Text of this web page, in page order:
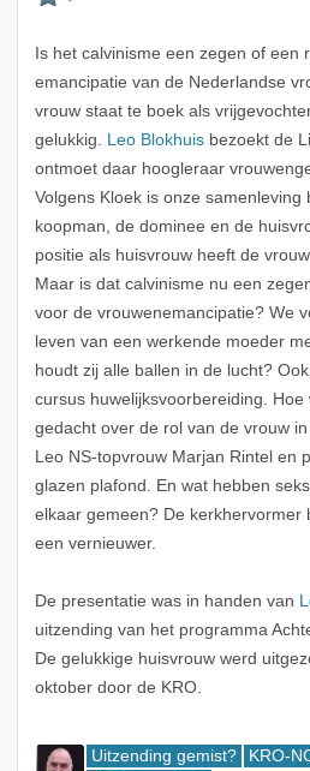
Is het calvinisme een zegen of een
emancipatie van de Nederlandse
vrouw staat te boek als
gelukkig. Leo Blokhuisbezoekt de
ontmoet daar hoogleraar
Volgens Kloek is onze samenleving
koopman, de dominee en de
positie als huisvrouw heeft de
Maar is dat calvinisme nu een
voor de vrouwenemancipatie? We
leven van een werkende moeder
houdt zij alle ballen in de lucht?
cursus huwelijksvoorbereiding.
gedacht over de rol van de vrouw
Leo NS-topvrouw Marjan Rintel en
glazen plafond. En wat hebben
elkaar gemeen? De kerkhervormer
een vernieuwer.
De presentatie was in handen van
uitzending van het programma
De gelukkige huisvrouw werd
oktober door de KRO.
Uitzending gemist?
KRO-